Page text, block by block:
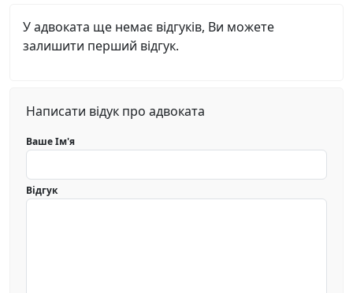
У адвоката ще немає відгуків, Ви можете
залишити перший відгук.
Написати відук про адвоката
Ваше Ім'я
Відгук